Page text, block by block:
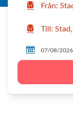


